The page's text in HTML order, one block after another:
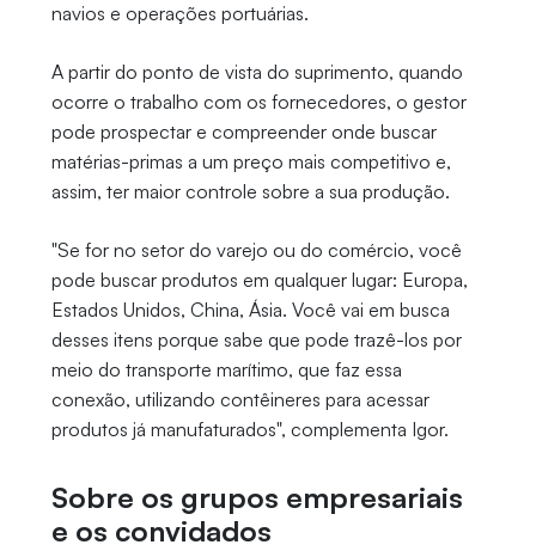
navios e operações portuárias.
A partir do ponto de vista do suprimento, quando
ocorre o trabalho com os fornecedores, o gestor
pode prospectar e compreender onde buscar
matérias-primas a um preço mais competitivo e,
assim, ter maior controle sobre a sua produção.
"Se for no setor do varejo ou do comércio, você
pode buscar produtos em qualquer lugar: Europa,
Estados Unidos, China, Ásia. Você vai em busca
desses itens porque sabe que pode trazê-los por
meio do transporte marítimo, que faz essa
conexão, utilizando contêineres para acessar
produtos já manufaturados", complementa Igor.
Sobre os grupos empresariais
e os convidados